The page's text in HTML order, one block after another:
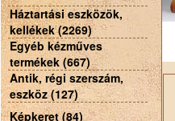
Háztartási eszközök,
kellékek (2269)
Egyéb kézműves
termékek (667)
Antik, régi szerszám,
eszköz (127)
Képkeret (84)